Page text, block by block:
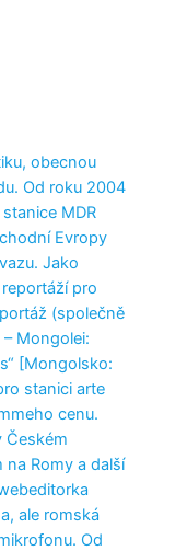
obecnou
Od roku 2004
MDR
Evropy
Jako
pro
(společně
– Mongolei:
[Mongolsko:
stanici arte
cenu.
Českém
na Romy a další
ale romská
Od